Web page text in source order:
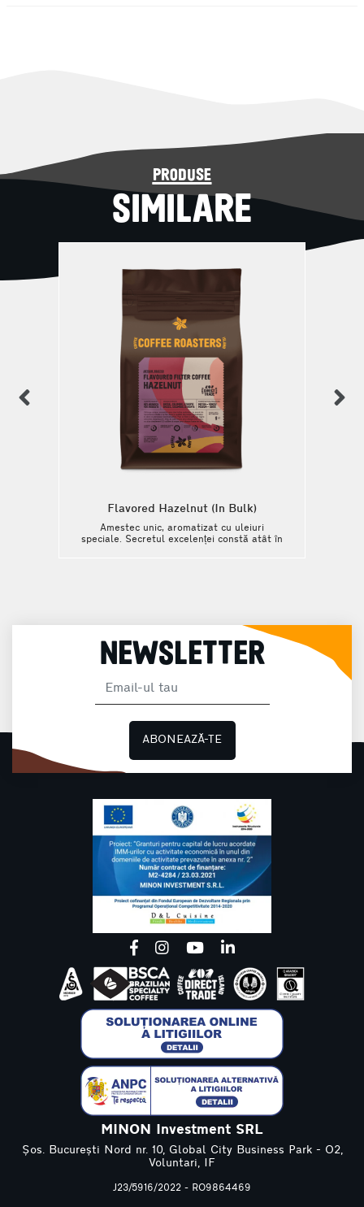
produse
SIMILARE
Flavored Hazelnut (In Bulk)
Amestec unic, aromatizat cu uleiuri
speciale. Secretul excelenței constă atât în
NEWSLETTER
ABONEAZĂ-TE
MINON Investment SRL
Șos. București Nord nr. 10, Global City Business Park - O2,
Voluntari, IF
J23/5916/2022 - RO9864469